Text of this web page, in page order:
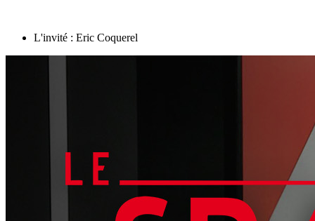
L'invité : Eric Coquerel